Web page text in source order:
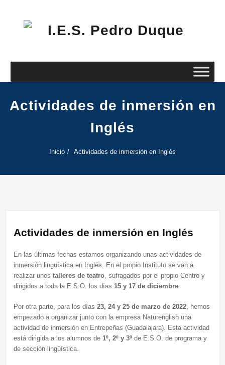
contenido
Actividades de inmersión en
Inglés
Inicio Actividades de inmersión en Inglés
Actividades de inmersión en Inglés
En las últimas fechas estamos organizando unas actividades de
inmersión lingüística en Inglés. En el propio Instituto se van a
realizar unos talleres de teatro, sufragados por el propio Centro y
dirigidos a toda la E.S.O. los días 15 y 17 de diciembre.
Por otra parte, para los días 23, 24 y 25 de marzo de 2022, hemos
empezado a organizar junto con la empresa Naturenglish una
actividad de inmersión en Entrepeñas (Guadalajara). Esta actividad
está dirigida a los alumnos de 1º, 2º y 3ºde E.S.O. de programa y
de sección lingüística.